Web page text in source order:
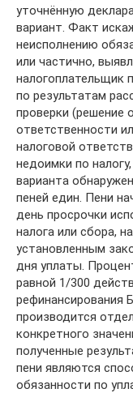
уточнённую
вариант. Факт
неисполнению
или частично,
налогоплательщик
по результатам
проверки (решение
ответственности
налоговой
недоимки по
варианта
пеней един. Пени
день просрочки
налога или сбора,
установленным
дня уплаты.
равной 1/300
рефинансирования
производится
конкретного
полученные
пени являются
обязанности по